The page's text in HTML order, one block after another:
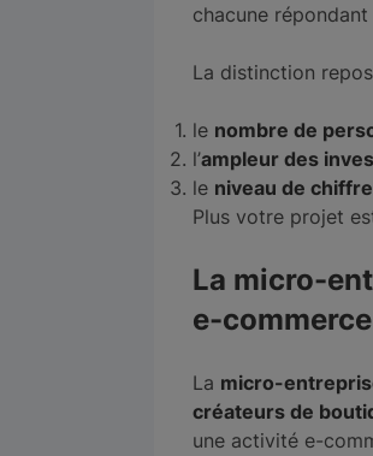
chacune
La distinction
le nombre de
l’ampleur des
le niveau de
Plus votre projet
La micro-
e-commerce
La micro-
créateurs de
une activité e-